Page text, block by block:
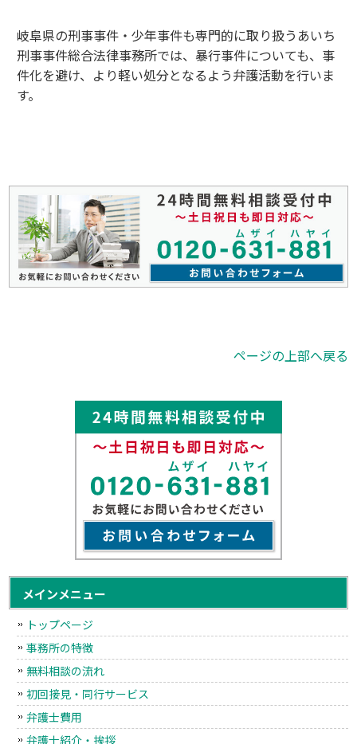
岐阜県の刑事事件・少年事件も専門的に取り扱うあいち
刑事事件総合法律事務所では、暴行事件についても、事
件化を避け、より軽い処分となるよう弁護活動を行いま
す。
ページの上部へ戻る
メインメニュー
トップページ
事務所の特徴
無料相談の流れ
初回接見・同行サービス
弁護士費用
弁護士紹介・挨拶